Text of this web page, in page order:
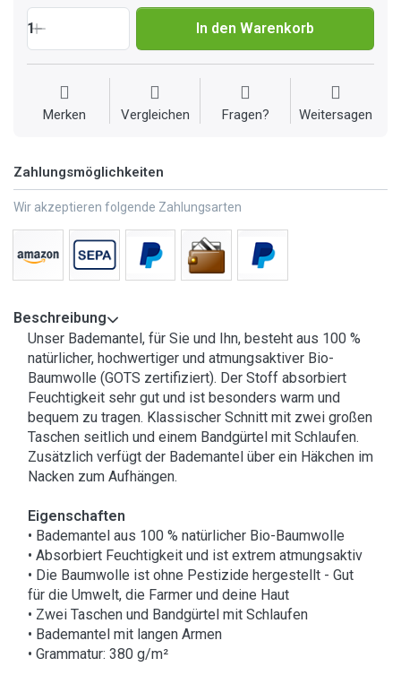
1 In den Warenkorb
Merken Vergleichen Fragen? Weitersagen
Zahlungsmöglichkeiten
Wir akzeptieren folgende Zahlungsarten
Beschreibung
Unser Bademantel, für Sie und Ihn, besteht aus 100 %
natürlicher, hochwertiger und atmungsaktiver Bio-
Baumwolle (GOTS zertifiziert). Der Stoff absorbiert
Feuchtigkeit sehr gut und ist besonders warm und
bequem zu tragen. Klassischer Schnitt mit zwei großen
Taschen seitlich und einem Bandgürtel mit Schlaufen.
Zusätzlich verfügt der Bademantel über ein Häkchen im
Nacken zum Aufhängen.
Eigenschaften
• Bademantel aus 100 % natürlicher Bio-Baumwolle
• Absorbiert Feuchtigkeit und ist extrem atmungsaktiv
• Die Baumwolle ist ohne Pestizide hergestellt - Gut
für die Umwelt, die Farmer und deine Haut
• Zwei Taschen und Bandgürtel mit Schlaufen
• Bademantel mit langen Armen
• Grammatur: 380 g/m²